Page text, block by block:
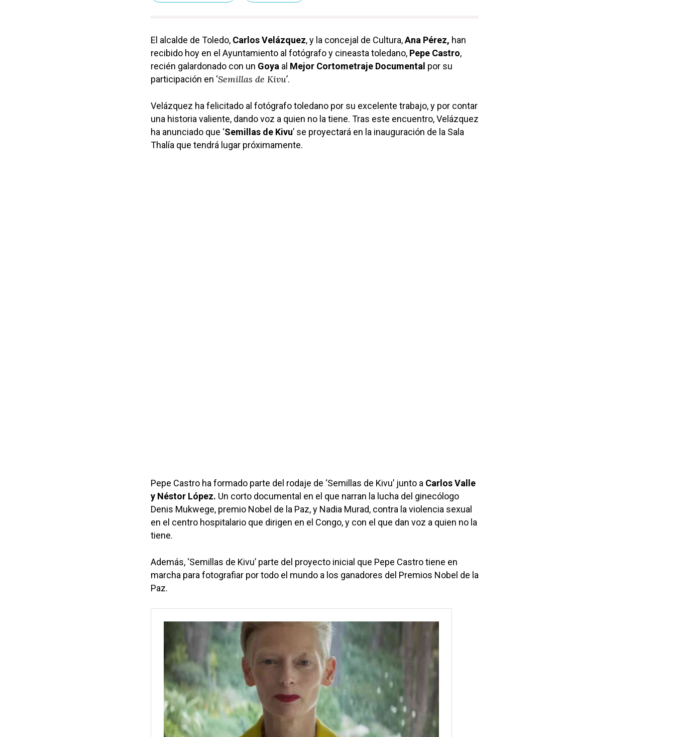
El alcalde de Toledo, Carlos Velázquez, y la concejal de Cultura,Ana Pérez, han
recibido hoy en el Ayuntamiento al fotógrafo y cineasta toledano, Pepe Castro,
recién galardonado con un Goya al Mejor Cortometraje Documental por su
participación en ‘Semillas de Kivu’.
Velázquez ha felicitado al fotógrafo toledano por su excelente trabajo, y por contar
una historia valiente, dando voz a quien no la tiene. Tras este encuentro, Velázquez
ha anunciado que ‘Semillas de Kivu’ se proyectará en la inauguración de la Sala
Thalía que tendrá lugar próximamente.
Pepe Castro ha formado parte del rodaje de ‘Semillas de Kivu’ junto a Carlos Valle
y Néstor López. Un corto documental en el que narran la lucha del ginecólogo
Denis Mukwege, premio Nobel de la Paz, y Nadia Murad, contra la violencia sexual
en el centro hospitalario que dirigen en el Congo, y con el que dan voz a quien no la
tiene.
Además, ‘Semillas de Kivu’ parte del proyecto inicial que Pepe Castro tiene en
marcha para fotografiar por todo el mundo a los ganadores del Premios Nobel de la
Paz.